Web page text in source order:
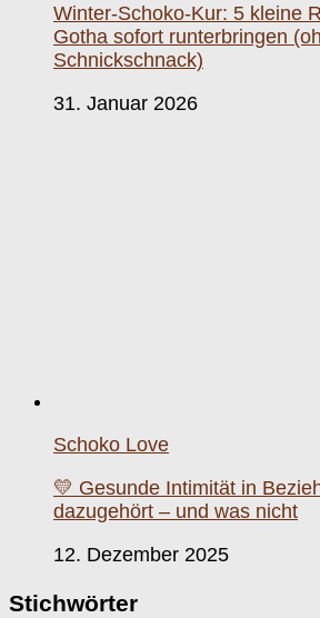
Winter-Schoko-Kur: 5 kleine
Gotha sofort runterbringen
Schnickschnack)
31. Januar 2026
Schoko Love
💛 Gesunde Intimität in
dazugehört – und was nicht
12. Dezember 2025
Stichwörter